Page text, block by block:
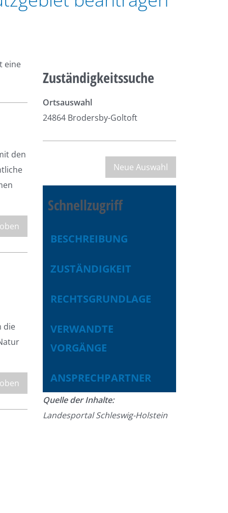
Zuständigkeitssuche
Ortsauswahl
24864 Brodersby-Goltoft
Schnellzugriff
BESCHREIBUNG
ZUSTÄNDIGKEIT
RECHTSGRUNDLAGE
VERWANDTE
VORGÄNGE
ANSPRECHPARTNER
Quelle der Inhalte:
Landesportal Schleswig-Holstein
eine
den
die